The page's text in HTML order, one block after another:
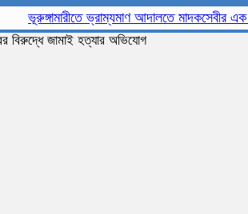
ভূরুঙ্গামারীতে ভ্রাম্যমাণ আদালতে মাদকসেবীর এক
বিরুদ্ধে জামাই হত্যার অভিযোগ